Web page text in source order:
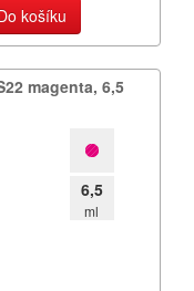
košíku
magenta,​ 6,​5
6,5
ml